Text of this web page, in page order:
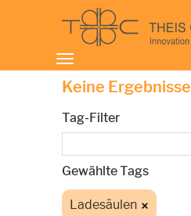
Toggle
navigation
Keine Ergebnisse
Tag-Filter
Gewählte Tags
Ladesäulen